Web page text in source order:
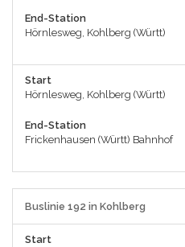
End-Station
Hörnlesweg, Kohlberg (Württ)
Start
Hörnlesweg, Kohlberg (Württ)
End-Station
Frickenhausen (Württ) Bahnhof
Buslinie 192 in Kohlberg
Start